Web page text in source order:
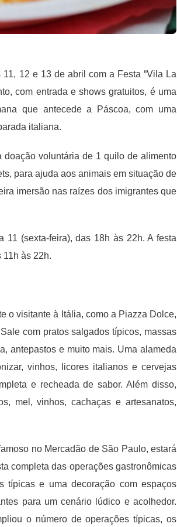
12 e 13 de abril com a Festa “Vila La
com entrada e shows gratuitos, é uma
que antecede a Páscoa, com uma
italiana.
doação voluntária de 1 quilo de alimento
para ajuda aos animais em situação de
imersão nas raízes dos imigrantes que
11 (sexta-feira), das 18h às 22h. A festa
11h às 22h.
o visitante à Itália, como a Piazza Dolce,
com pratos salgados típicos, massas
antepastos e muito mais. Uma alameda
vinhos, licores italianos e cervejas
e recheada de sabor. Além disso,
mel, vinhos, cachaças e artesanatos,
no Mercadão de São Paulo, estará
completa das operações gastronômicas
típicas e uma decoração com espaços
para um cenário lúdico e acolhedor.
o número de operações típicas, os